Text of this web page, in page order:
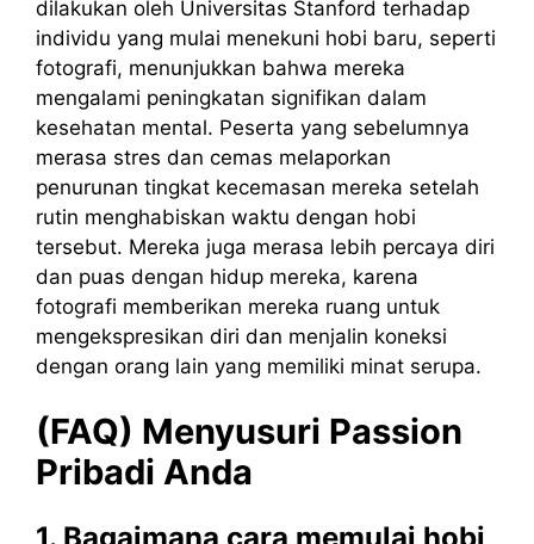
dilakukan oleh Universitas Stanford terhadap
individu yang mulai menekuni hobi baru, seperti
fotografi, menunjukkan bahwa mereka
mengalami peningkatan signifikan dalam
kesehatan mental. Peserta yang sebelumnya
merasa stres dan cemas melaporkan
penurunan tingkat kecemasan mereka setelah
rutin menghabiskan waktu dengan hobi
tersebut. Mereka juga merasa lebih percaya diri
dan puas dengan hidup mereka, karena
fotografi memberikan mereka ruang untuk
mengekspresikan diri dan menjalin koneksi
dengan orang lain yang memiliki minat serupa.
(FAQ) Menyusuri Passion
Pribadi Anda